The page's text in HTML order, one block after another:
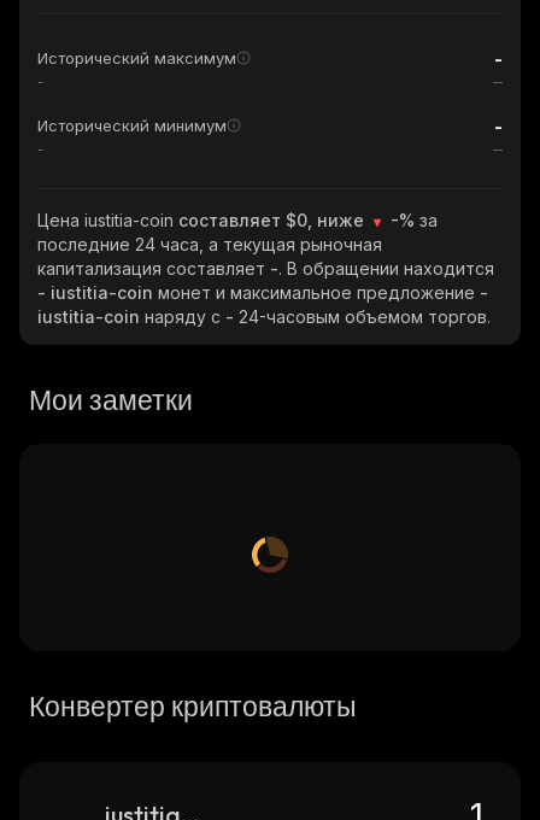
Исторический максимум -
-
Исторический минимум -
-
Цена iustitia-coin составляет $0, ниже -% за
последние 24 часа, а текущая рыночная
капитализация составляет -. В обращении находится
- iustitia-coin монет и максимальное предложение -
iustitia-coin наряду с - 24-часовым объемом торгов.
Мои заметки
Конвертер криптовалюты